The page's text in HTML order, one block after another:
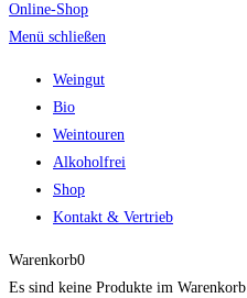
Online-Shop
Menü schließen
Weingut
Bio
Weintouren
Alkoholfrei
Shop
Kontakt & Vertrieb
Warenkorb0
Es sind keine Produkte im Warenkorb